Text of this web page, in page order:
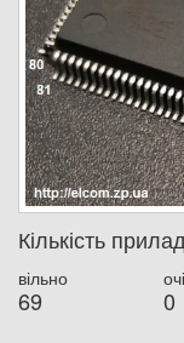
Кількість
вільно
69 0